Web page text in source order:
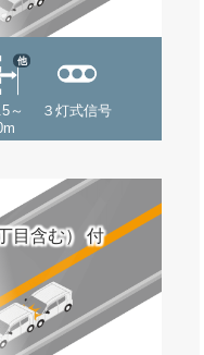
～
他
３灯式信号
目含む） 付